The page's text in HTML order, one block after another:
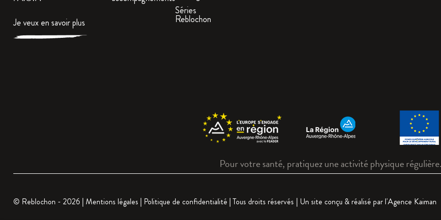
Je veux en savoir plus
Séries
Reblochon
Pour votre santé, pratiquez une activité physique
© Reblochon - 2026 | Mentions légales | Politique de confidentialité | Tous droits réservés | Un site conçu & réalisé par l'Agence Kaiman